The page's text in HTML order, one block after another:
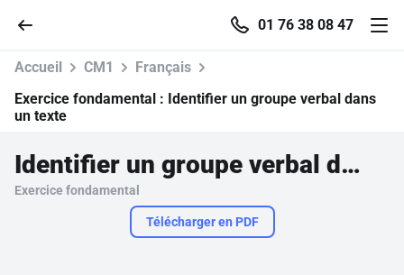
01 76 38 08 47
Parcourir
Accueil CM1
Français
Exercice fondamental : Identifier un groupe verbal dans
un texte
Identifier un groupe verbal dans un texte
Exercice fondamental
Télécharger en PDF